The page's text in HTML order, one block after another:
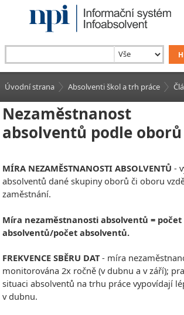
Úvodní strana Absolventi škol a trh práce
Nezaměstnanost
absolventů podle
MÍRA NEZAMĚSTNANOSTI ABSOLVENTŮ -
absolventů dané skupiny oborů či oboru
zaměstnání.
Míra nezaměstnanosti absolventů =
absolventů/počet absolventů.
FREKVENCE SBĚRU DAT- míra
monitorována 2x ročně (v dubnu a v září);
situaci absolventů na trhu práce vypovídají
v dubnu.